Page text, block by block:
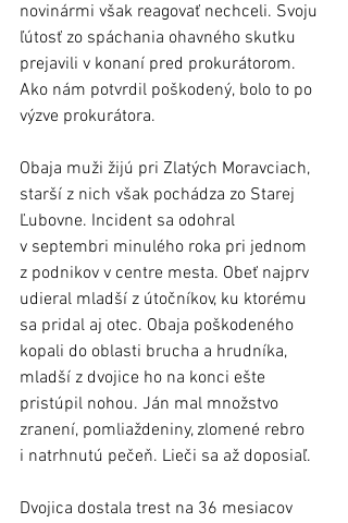
novinármi však reagovať nechceli. Svoju
ľútosť zo spáchania ohavného skutku
prejavili v konaní pred prokurátorom.
Ako nám potvrdil poškodený, bolo to po
výzve prokurátora.
Obaja muži žijú pri Zlatých Moravciach,
starší z nich však pochádza zo Starej
Ľubovne. Incident sa odohral
v septembri minulého roka pri jednom
z podnikov v centre mesta. Obeť najprv
udieral mladší z útočníkov, ku ktorému
sa pridal aj otec. Obaja poškodeného
kopali do oblasti brucha a hrudníka,
mladší z dvojice ho na konci ešte
pristúpil nohou. Ján mal množstvo
zranení, pomliaždeniny, zlomené rebro
i natrhnutú pečeň. Lieči sa až doposiaľ.
Dvojica dostala trest na 36 mesiacov